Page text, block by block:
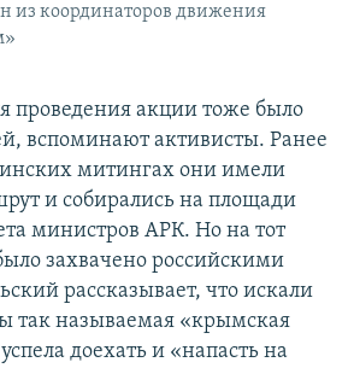
из координаторов движения
проведения акции тоже было
вспоминают активисты. Ранее
митингах они имели
и собирались на площади
министров АРК. Но на тот
захвачено российскими
рассказывает, что искали
так называемая «крымская
доехать и «напасть на